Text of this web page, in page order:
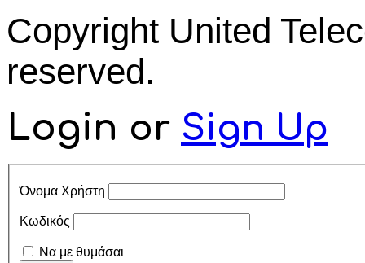
Copyright United
reserved.
Login or Sign Up
Όνομα Χρήστη
Κωδικός
Να με θυμάσαι